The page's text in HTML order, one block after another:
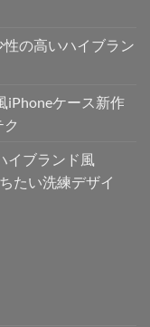
性の高いハイブラン
iPhoneケース新作
イブランド風
たい洗練デザイ